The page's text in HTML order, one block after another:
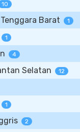
10
Barat 1
1
4
Selatan 12
1
2